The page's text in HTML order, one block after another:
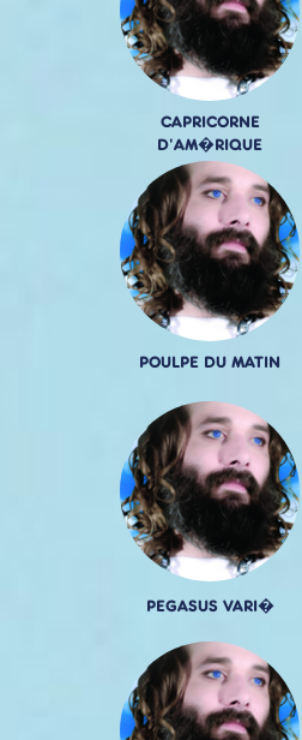
CAPRICORNE
D'AM�RIQUE
POULPE DU MATIN
PEGASUS VARI�